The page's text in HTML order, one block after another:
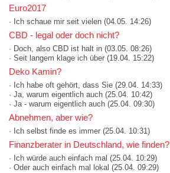
Euro2017
· Ich schaue mir seit vielen (04.05. 14:26)
CBD - legal oder doch nicht?
· Doch, also CBD ist halt in (03.05. 08:26)
· Seit langem klage ich über (19.04. 15:22)
Deko Kamin?
· Ich habe oft gehört, dass Sie (29.04. 14:33)
· Ja, warum eigentlich auch (25.04. 10:42)
· Ja - warum eigentlich auch (25.04. 09:30)
Abnehmen, aber wie?
· Ich selbst finde es immer (25.04. 10:31)
Finanzberater in Deutschland, wie finden?
· Ich würde auch einfach mal (25.04. 10:29)
· Oder auch einfach mal lokal (25.04. 09:29)